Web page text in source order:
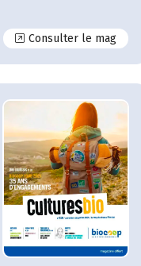
Consulter le magN°126